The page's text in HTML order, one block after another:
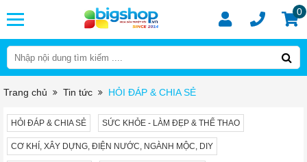
0
Trang chủ Tin tức HỎI ĐÁP & CHIA SẺ
HỎI ĐÁP & CHIA SẺ SỨC KHỎE - LÀM ĐẸP & THỂ THAO
CƠ KHÍ, XÂY DỰNG, ĐIỆN NƯỚC, NGÀNH MỘC, DIY